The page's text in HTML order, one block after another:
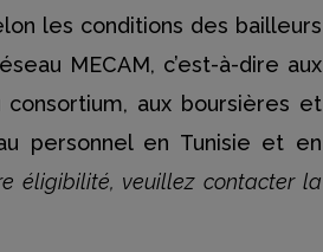
les conditions des bailleurs
MECAM, c’est-à-dire aux
aux boursières et
personnel en Tunisie et en
éligibilité, veuillez contacter la